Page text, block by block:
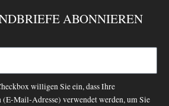
b
o
-
f
ABONNIEREN
willigen Sie ein, dass Ihre
(E-Mail-Adresse) verwendet werden, um Sie